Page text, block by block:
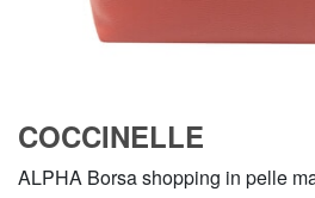
COCCINELLE
ALPHA Borsa shopping in pelle